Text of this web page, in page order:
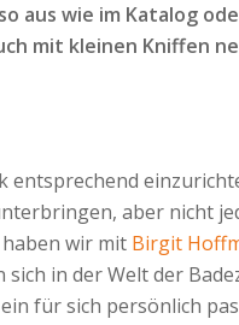
aus wie im Katalog
mit kleinen Kniffen
entsprechend
aber nicht
wir mit Birgit
in der Welt der
für sich persönlich